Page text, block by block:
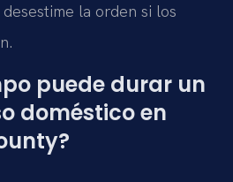
la orden si los
puede durar un
doméstico en